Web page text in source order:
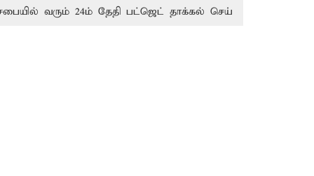
வரும் 24ம் தேதி பட்ஜெட் தாக்கல் செய்கிறார் முதல்-